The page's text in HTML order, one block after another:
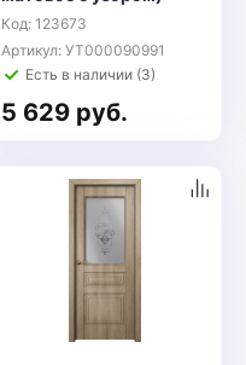
Код: 123673
Артикул: УТ000090991
Есть в наличии (3)
5 629 руб.